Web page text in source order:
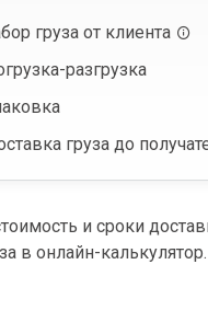
груза от клиента
разгрузка
груза до
и сроки
в онлайн-калькулятор.